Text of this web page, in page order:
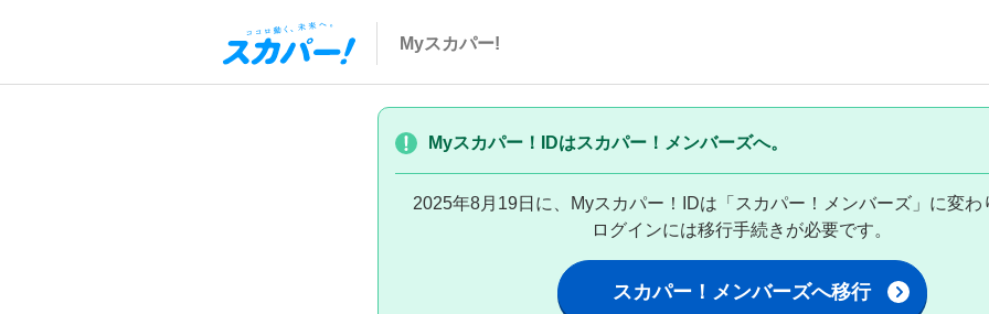
Myスカパー!
Myスカパー！IDはスカパー！メンバーズへ。
2025年8月19日に、Myスカパー！IDは「スカパー！メンバーズ」に変わ
ログインには移行手続きが必要です。
スカパー！メンバーズへ移行